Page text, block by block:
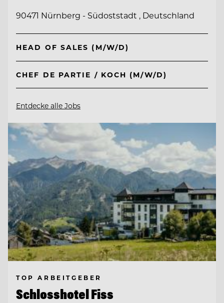
90471 Nürnberg - Südoststadt , Deutschland
HEAD OF SALES (M/W/D)
CHEF DE PARTIE / KOCH (M/W/D)
Entdecke alle Jobs
TOP ARBEITGEBER
Schlosshotel Fiss